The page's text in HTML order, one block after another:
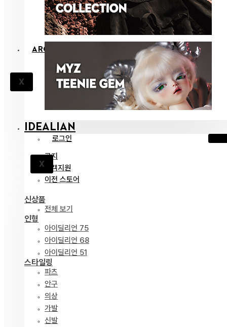
ARCHIVES
X
IDEALIAN
로그인
X
공지
고객지원
이전 스토어
신상품
전체 보기
인형
아이딜리언 75
아이딜리언 68
아이딜리언 51
스타일링
파츠
안구
의상
가발
신발